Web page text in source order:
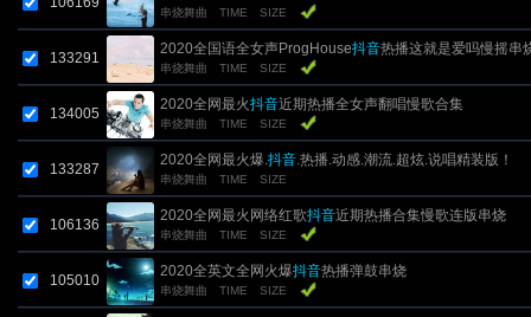
串烧舞曲 TIME SIZE
133291
2020全国语全女声ProgHouse抖音热播这就是爱吗慢摇串
串烧舞曲 TIME SIZE
134005
2020全网最火抖音近期热播全女声翻唱慢歌合集
串烧舞曲 TIME SIZE
133287
2020全网最火爆.抖音.热播.动感.潮流.超炫.说唱精装版！
串烧舞曲 TIME SIZE
106136
2020全网最火网络红歌抖音近期热播合集慢歌连版串烧
串烧舞曲 TIME SIZE
105010
2020全英文全网火爆抖音热播弹鼓串烧
串烧舞曲 TIME SIZE